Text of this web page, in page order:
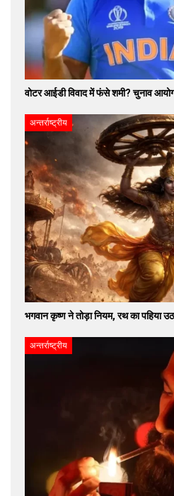
वोटर आईडी विवाद में फंसे शमी? चुनाव
अन्तर्राष्ट्रीय
भगवान कृष्ण ने तोड़ा नियम, रथ का पहिया
अन्तर्राष्ट्रीय